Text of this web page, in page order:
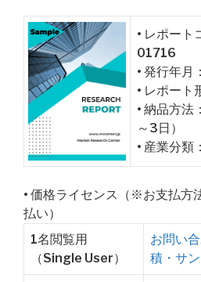
• レポート
01716
• 発行年
• レポート
• 納品方法
～3日）
• 産業分類
• 価格ライセンス（※お支払方
払い）
1名閲覧用
（Single User）
お問い
積・サン